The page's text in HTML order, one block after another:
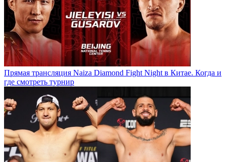
Прямая трансляция Naiza Diamond Fight Night в Китае. Когда и
где смотреть турнир